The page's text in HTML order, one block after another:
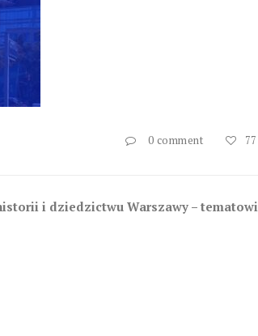
0 comment 77
i dziedzictwu Warszawy – tematowi